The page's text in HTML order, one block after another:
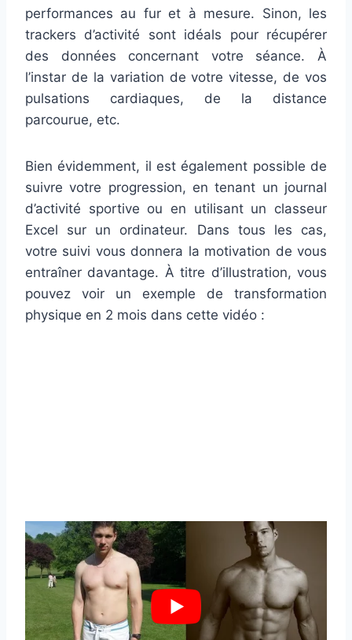
performances au fur et à mesure. Sinon, les
trackers d’activité sont idéals pour récupérer
des données concernant votre séance. À
l’instar de la variation de votre vitesse, de vos
pulsations cardiaques, de la distance
parcourue, etc.
Bien évidemment, il est également possible de
suivre votre progression, en tenant un journal
d’activité sportive ou en utilisant un classeur
Excel sur un ordinateur. Dans tous les cas,
votre suivi vous donnera la motivation de vous
entraîner davantage. À titre d’illustration, vous
pouvez voir un exemple de transformation
physique en 2 mois dans cette vidéo :